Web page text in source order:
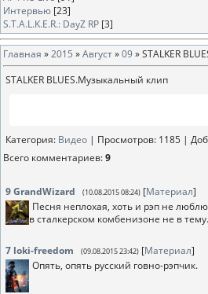
Интервью [23]
S.T.A.L.K.E.R.: DayZ RP [3]
Главная »2015 »Август»09» STALKER
STALKER BLUES.Музыкальный клип
Категория: Видео | Просмотров: 1185 |
Всего комментариев:9
9GrandWizard (10.08.2015 08:24) [Материал]
Песня неплохая, хоть и рэп не
в сталкерском комбенизоне не в тему.
7 loki-freedom (09.08.2015 23:42) [Материал]
Опять, опять русский говно-рэпчик.